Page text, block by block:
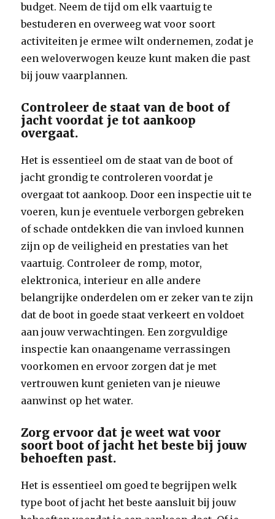
budget. Neem de tijd om elk vaartuig te
bestuderen en overweeg wat voor soort
activiteiten je ermee wilt ondernemen, zodat je
een weloverwogen keuze kunt maken die past
bij jouw vaarplannen.
Controleer de staat van de boot of
jacht voordat je tot aankoop
overgaat.
Het is essentieel om de staat van de boot of
jacht grondig te controleren voordat je
overgaat tot aankoop. Door een inspectie uit te
voeren, kun je eventuele verborgen gebreken
of schade ontdekken die van invloed kunnen
zijn op de veiligheid en prestaties van het
vaartuig. Controleer de romp, motor,
elektronica, interieur en alle andere
belangrijke onderdelen om er zeker van te zijn
dat de boot in goede staat verkeert en voldoet
aan jouw verwachtingen. Een zorgvuldige
inspectie kan onaangename verrassingen
voorkomen en ervoor zorgen dat je met
vertrouwen kunt genieten van je nieuwe
aanwinst op het water.
Zorg ervoor dat je weet wat voor
soort boot of jacht het beste bij jouw
behoeften past.
Het is essentieel om goed te begrijpen welk
type boot of jacht het beste aansluit bij jouw